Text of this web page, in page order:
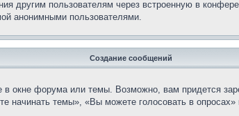
другим пользователям через встроенную в
анонимными пользователями.
Создание сообщений
окне форума или темы. Возможно, вам придется
начинать темы», «Вы можете голосовать в опросах»